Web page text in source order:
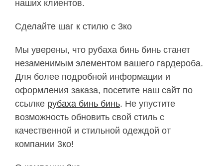
наших клиентов.
Сделайте шаг к стилю с 3ко
Мы уверены, что рубаха бинь бинь станет
незаменимым элементом вашего гардероба.
Для более подробной информации и
оформления заказа, посетите наш сайт по
ссылке рубаха бинь бинь. Не упустите
возможность обновить свой стиль с
качественной и стильной одеждой от
компании 3ко!